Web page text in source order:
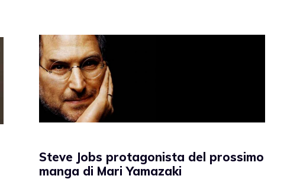
Steve Jobs protagonista del prossimo
manga di Mari Yamazaki